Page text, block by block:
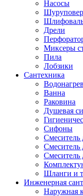
Насосы
Дрели
Миксеры
Пила
Лобзики
Сантехника
Ванна
Раковина
Душевая
Сифоны
Смеситель
Смеситель
Смеситель
Шланги и
Инженерная
Наружная